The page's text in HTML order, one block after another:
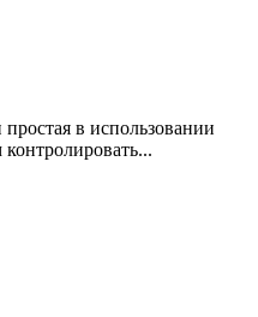
в использовании